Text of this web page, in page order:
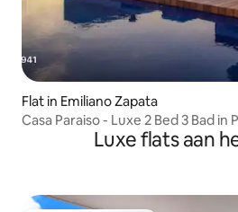
Flat in Emiliano Zapata
Casa Paraiso - Luxe 2 Bed 3 Bad in
Luxe flats aan